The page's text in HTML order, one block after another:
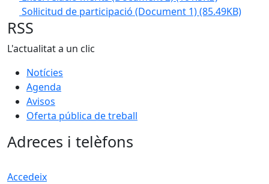
Sol·licitud de participació (Document 1)(85.49KB)
RSS
L'actualitat a un clic
Notícies
Agenda
Avisos
Oferta pública de treball
Adreces i telèfons
Accedeix